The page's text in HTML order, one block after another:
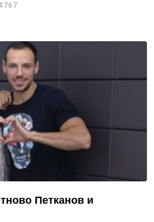
Петканов и